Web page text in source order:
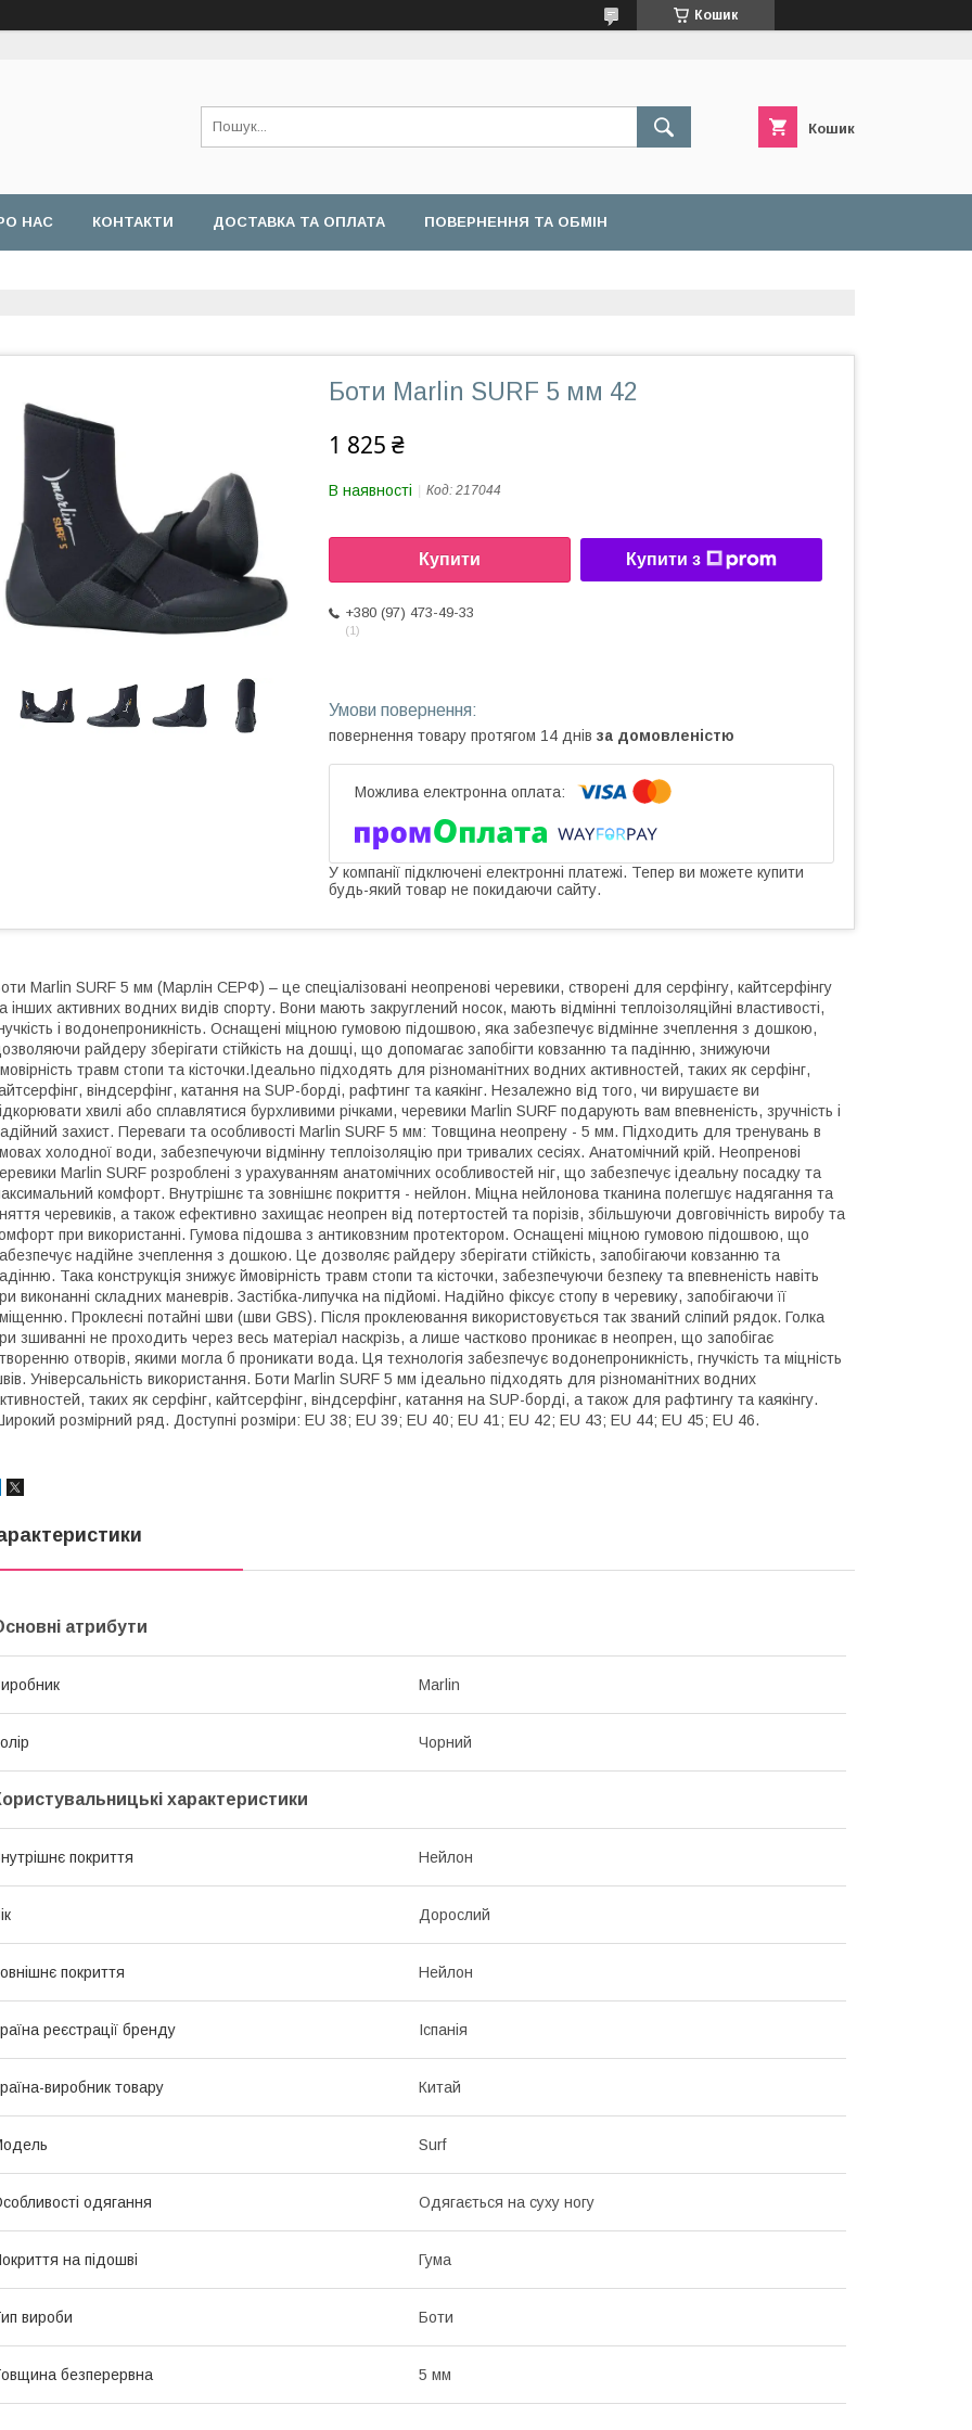
Кошик
Кошик
НАС КОНТАКТИ ДОСТАВКА ТА ОПЛАТА ПОВЕРНЕННЯ ТА ОБМІН
Боти Marlin SURF 5 мм 42
1 825 ₴
В наявності Код: 217044
Купити Купити з
+380 (97) 473-49-33
1
повернення товару протягом 14 днів за домовленістю
У компанії підключені електронні платежі. Тепер ви можете купити
будь-який товар не покидаючи сайту.
Marlin SURF 5 мм (Марлін СЕРФ) – це спеціалізовані неопренові черевики, створені для серфінгу, кайтсерфінгу
інших активних водних видів спорту. Вони мають закруглений носок, мають відмінні теплоізоляційні властивості,
і водонепроникність. Оснащені міцною гумовою підошвою, яка забезпечує відмінне зчеплення з дошкою,
райдеру зберігати стійкість на дошці, що допомагає запобігти ковзанню та падінню, знижуючи
травм стопи та кісточки.Ідеально підходять для різноманітних водних активностей, таких як серфінг,
віндсерфінг, катання на SUP-борді, рафтинг та каякінг. Незалежно від того, чи вирушаєте ви
хвилі або сплавлятися бурхливими річками, черевики Marlin SURF подарують вам впевненість, зручність і
захист. Переваги та особливості Marlin SURF 5 мм: Товщина неопрену - 5 мм. Підходить для тренувань в
холодної води, забезпечуючи відмінну теплоізоляцію при тривалих сесіях. Анатомічний крій. Неопренові
Marlin SURF розроблені з урахуванням анатомічних особливостей ніг, що забезпечує ідеальну посадку та
комфорт. Внутрішнє та зовнішнє покриття - нейлон. Міцна нейлонова тканина полегшує надягання та
черевиків, а також ефективно захищає неопрен від потертостей та порізів, збільшуючи довговічність виробу та
при використанні. Гумова підошва з антиковзним протектором. Оснащені міцною гумовою підошвою, що
надійне зчеплення з дошкою. Це дозволяє райдеру зберігати стійкість, запобігаючи ковзанню та
Така конструкція знижує ймовірність травм стопи та кісточки, забезпечуючи безпеку та впевненість навіть
виконанні складних маневрів. Застібка-липучка на підйомі. Надійно фіксує стопу в черевику, запобігаючи її
Проклеєні потайні шви (шви GBS). Після проклеювання використовується так званий сліпий рядок. Голка
зшиванні не проходить через весь матеріал наскрізь, а лише частково проникає в неопрен, що запобігає
отворів, якими могла б проникати вода. Ця технологія забезпечує водонепроникність, гнучкість та міцність
Універсальність використання. Боти Marlin SURF 5 мм ідеально підходять для різноманітних водних
таких як серфінг, кайтсерфінг, віндсерфінг, катання на SUP-борді, а також для рафтингу та каякінгу.
розмірний ряд. Доступні розміри: EU 38; EU 39; EU 40; EU 41; EU 42; EU 43; EU 44; EU 45; EU 46.
атрибути
Marlin
Чорний
характеристики
покриття Нейлон
Дорослий
покриття Нейлон
реєстрації бренду Іспанія
виробник товару Китай
Surf
одягання Одягається на суху ногу
на підошві Гума
вироби Боти
безперервна 5 мм